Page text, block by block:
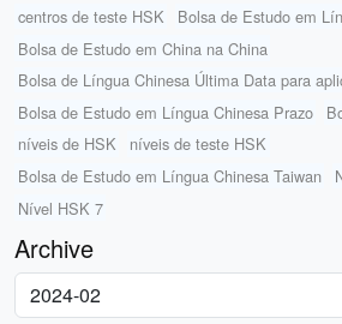
centros de teste HSK
Bolsa de Estudo em
Bolsa de Estudo em China na China
Bolsa de Língua Chinesa Última Data para
Bolsa de Estudo em Língua Chinesa Prazo
níveis de HSK
níveis de teste HSK
Bolsa de Estudo em Língua Chinesa Taiwan
Nível HSK 7
Archive